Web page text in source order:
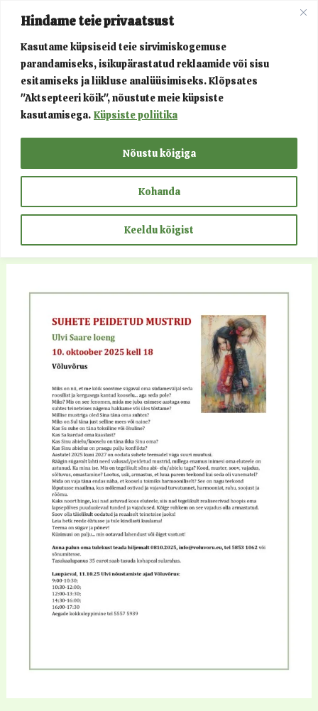
Hindame teie privaatsust
Kasutame küpsiseid teie sirvimiskogemuse
parandamiseks, isikupärastatud reklaamide või sisu
esitamiseks ja liikluse analüüsimiseks. Klõpsates
"Aktsepteeri kõik", nõustute meie küpsiste
kasutamisega. Küpsiste poliitika
Kohanda
Keeldu kõigist
Nõustu kõigiga
content
Main
Menu
Võluvõru
Projektid
Teenused Menu
Kontakt Menu
Toggle
navigation